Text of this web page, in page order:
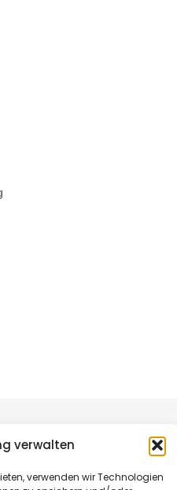
verwalten
verwenden wir Technologien